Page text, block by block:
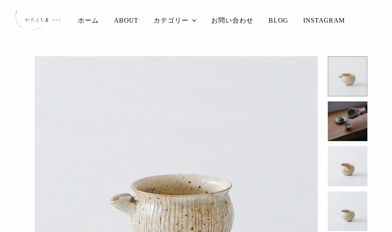
ホーム ABOUT カテゴリー お問い合わせ BLOG INSTAGRAM